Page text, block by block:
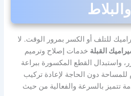
والبلاط
للتلف أو الكسر بمرور الوقت. لا
القبلة خدمات إصلاح وترميم
واستبدال القطع المكسورة ببراعة
دون الحاجة لإعادة تركيب
تتميز بالسرعة والفعالية من حيث